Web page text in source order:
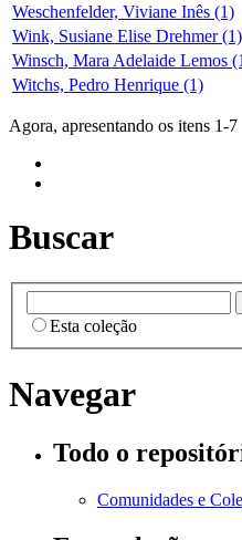
Weschenfelder, Viviane Inês (1)
Wink, Susiane Elise Drehmer (1)
Winsch, Mara Adelaide Lemos
Witchs, Pedro Henrique (1)
Agora, apresentando os itens 1-7
Buscar
Esta coleção
Navegar
Todo o
Comunidades e